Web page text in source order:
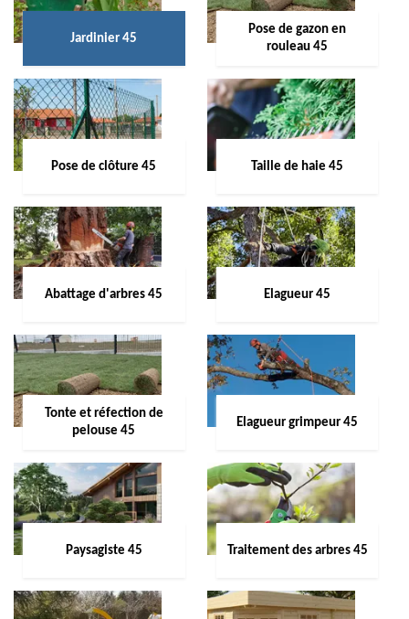
Jardinier 45
Pose de gazon en
rouleau 45
Pose de clôture 45 Taille de haie 45
Abattage d'arbres 45 Elagueur 45
Tonte et réfection de
pelouse 45
Elagueur grimpeur 45
Paysagiste 45 Traitement des arbres 45